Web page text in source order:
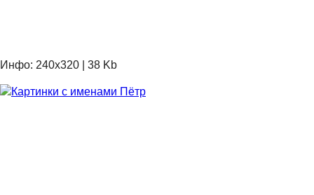
Инфо: 240х320 | 38 Kb